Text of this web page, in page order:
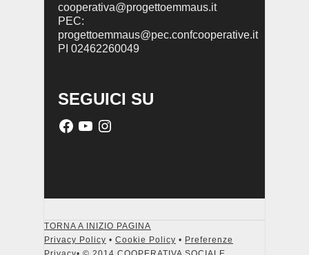
cooperativa@progettoemmaus.it
PEC:
progettoemmaus@pec.confcooperative.it
PI 02462260049
SEGUICI SU
TORNA A INIZIO PAGINA
Privacy Policy • Cookie Policy • Preferenze